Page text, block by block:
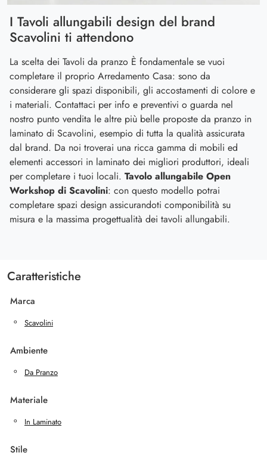
I Tavoli allungabili design del brand
Scavolini ti attendono
La scelta dei Tavoli da pranzo È fondamentale se vuoi
completare il proprio Arredamento Casa: sono da
considerare gli spazi disponibili, gli accostamenti di colore e
i materiali. Contattaci per info e preventivi o guarda nel
nostro punto vendita le altre più belle proposte da pranzo in
laminato di Scavolini, esempio di tutta la qualità assicurata
dal brand. Da noi troverai una ricca gamma di mobili ed
elementi accessori in laminato dei migliori produttori, ideali
per completare i tuoi locali. Tavolo allungabile Open
Workshop di Scavolini: con questo modello potrai
completare spazi design assicurandoti componibilità su
misura e la massima progettualità dei tavoli allungabili.
Caratteristiche
Marca
Scavolini
Ambiente
Da Pranzo
Materiale
In Laminato
Stile